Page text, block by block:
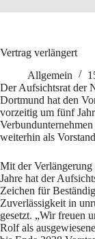
Vertrag verlängert
Allgemein
Der Aufsichtsrat der
Dortmund hat den
vorzeitig um fünf
weiterhin als
Mit der
Jahre hat der
Zeichen für
Zuverlässigkeit in
gesetzt. „Wir freuen
Rolf als